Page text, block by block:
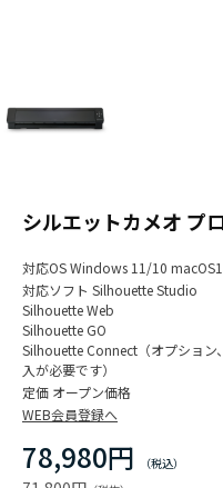
シルエットカメオ プ
78,980円
対応OSWindows 11/10
対応ソフト Silhouette Studio
Silhouette Web
Silhouette GO
Silhouette Connect（オプション
入が必要です）
定価 オープン価格
WEB会員登録へ